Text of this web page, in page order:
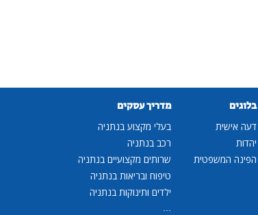
בלוגים
דעה אישית
יהדות
הפינה המשפטית
מדריך עסקים
בעלי מקצוע בנתניה
רכב בנתניה
שרותים מקצועיים בנתניה
טיפוח ובריאות בנתניה
ילדים ותינוקות בנתניה
...